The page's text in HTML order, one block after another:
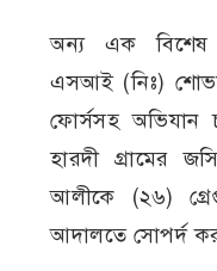
অন্য এক বিশেষ
এসআই (নিঃ)
ফোর্সসহ অভিযান
হারদী গ্রামের
আলীকে (২৬)
আদালতে সোপর্দ